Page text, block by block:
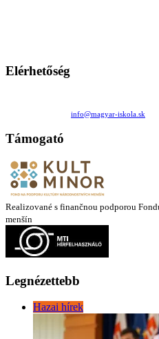
Elérhetőség
info@magyar-iskola.sk
Támogató
Realizované s finančnou podporou
menšín
Legnézettebb
Hazai hírek